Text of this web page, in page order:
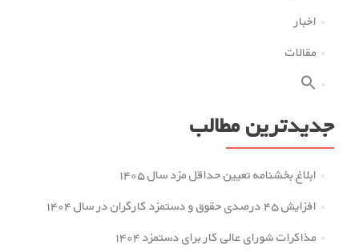
اخبار
مقالات
جدیدترین مطالب
ابلاغ بخشنامه تعیین حداقل مزد سال ۱۴۰۵
افزایش ۴۵ درصدی حقوق و دستمزد کارگران در سال ۱۴۰۴
مذاکرات شورای عالی کار برای دستمزد ۱۴۰۴